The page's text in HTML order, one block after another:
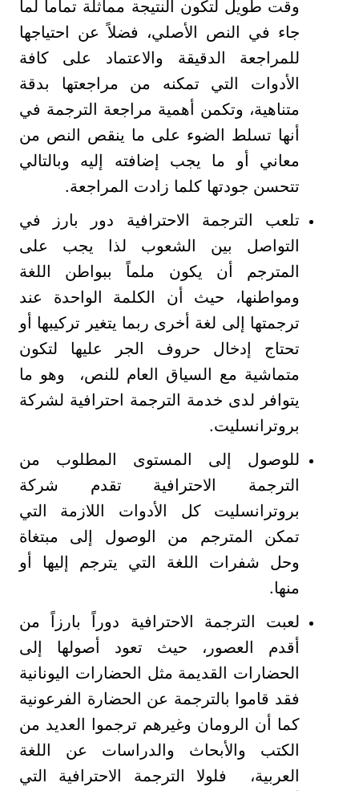
وقت طويل لتكون النتيجة مماثلة تماماً لما
جاء في النص الأصلي، فضلاً عن احتياجها
للمراجعة الدقيقة والاعتماد على كافة
الأدوات التي تمكنه من مراجعتها بدقة
متناهية، وتكمن أهمية مراجعة الترجمة في
أنها تسلط الضوء على ما ينقص النص من
معاني أو ما يجب إضافته إليه وبالتالي
تتحسن جودتها كلما زادت المراجعة.
تلعب الترجمة الاحترافية دور بارز في
التواصل بين الشعوب لذا يجب على
المترجم أن يكون ملماً ببواطن اللغة
ومواطنها، حيث أن الكلمة الواحدة عند
ترجمتها إلى لغة أخرى ربما يتغير تركيبها أو
تحتاج إدخال حروف الجر عليها لتكون
متماشية مع السياق العام للنص، وهو ما
يتوافر لدى خدمة الترجمة احترافية لشركة
بروترانسليت.
للوصول إلى المستوى المطلوب من
الترجمة الاحترافية تقدم شركة
بروترانسليت كل الأدوات اللازمة التي
تمكن المترجم من الوصول إلى مبتغاة
وحل شفرات اللغة التي يترجم إليها أو
منها.
لعبت الترجمة الاحترافية دوراً بارزاً من
أقدم العصور، حيث تعود أصولها إلى
الحضارات القديمة مثل الحضارات اليونانية
فقد قاموا بالترجمة عن الحضارة الفرعونية
كما أن الرومان وغيرهم ترجموا العديد من
الكتب والأبحاث والدراسات عن اللغة
العربية، فلولا الترجمة الاحترافية التي